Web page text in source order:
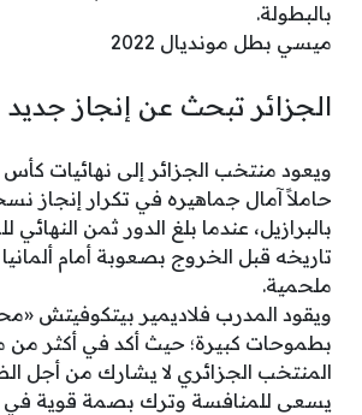
بالبطولة.
ميسي بطل مونديال 2022
الجزائر تبحث عن إنجاز جديد
ويعود منتخب الجزائر إلى نهائيات كأس
بالبرازيل، عندما بلغ الدور ثمن النهائي
تاريخه قبل الخروج بصعوبة أمام ألمانيا
ملحمية.
ويقود المدرب فلاديمير بيتكوفيتش
بطموحات كبيرة؛ حيث أكد في أكثر من
المنتخب الجزائري لا يشارك من أجل
يسعى للمنافسة وترك بصمة قوية في